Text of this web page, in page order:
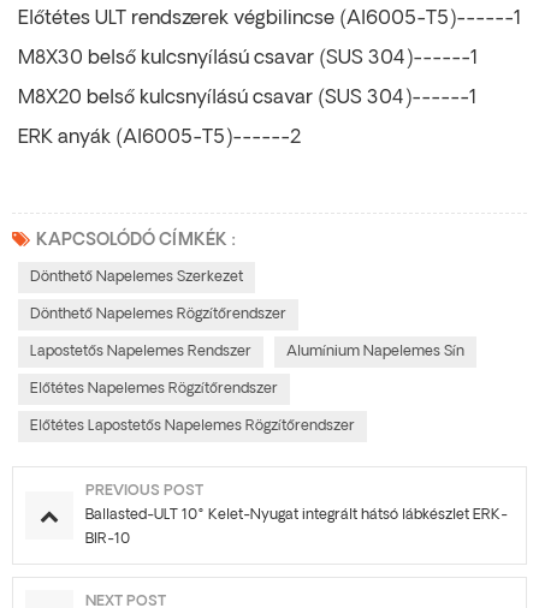
Előtétes ULT rendszerek végbilincse (Al6005-T5)------1
M8X30 belső kulcsnyílású csavar (SUS 304)------1
M8X20 belső kulcsnyílású csavar (SUS 304)------1
ERK anyák (Al6005-T5)------2
KAPCSOLÓDÓ CÍMKÉK :
Dönthető Napelemes Szerkezet
Dönthető Napelemes Rögzítőrendszer
Lapostetős Napelemes Rendszer Alumínium Napelemes Sín
Előtétes Napelemes Rögzítőrendszer
Előtétes Lapostetős Napelemes Rögzítőrendszer
PREVIOUS POST
Ballasted-ULT 10° Kelet-Nyugat integrált hátsó lábkészlet ERK-
BIR-10
NEXT POST